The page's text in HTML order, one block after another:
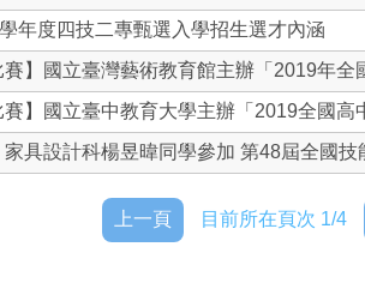
年度四技二專甄選入學招生選才內涵
賽】國立臺灣藝術教育館主辦「2019年全
賽】國立臺中教育大學主辦「2019全國高
家具設計科楊昱暐同學參加 第48屆全國技
上一頁 目前所在頁次 1/4